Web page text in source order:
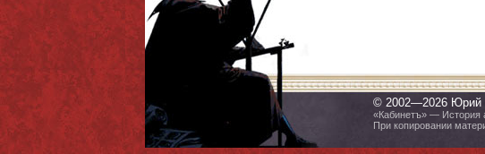
© 2002—2026 Юрий
«Кабинетъ» — История
При копировании